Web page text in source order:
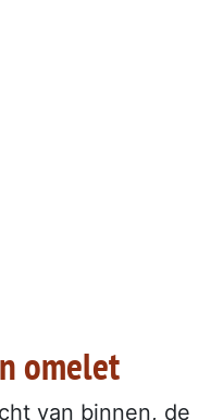
omelet
van binnen, de